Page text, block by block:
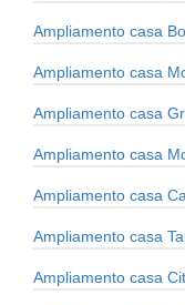
Ampliamento casa
Ampliamento casa
Ampliamento casa
Ampliamento casa
Ampliamento casa
Ampliamento casa
Ampliamento casa